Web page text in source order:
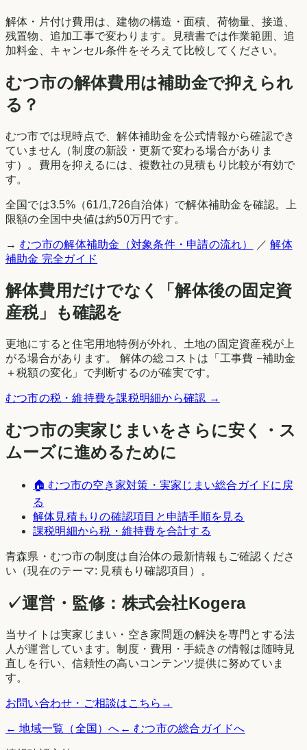
解体・片付け費用は、建物の構造・面積、荷物量、接道、
残置物、追加工事で変わります。見積書では作業範囲、追
加料金、キャンセル条件をそろえて比較してください。
むつ市の解体費用は補助金で抑えられ
る？
むつ市では現時点で、解体補助金を公式情報から確認でき
ていません（制度の新設・更新で変わる場合がありま
す）。費用を抑えるには、複数社の見積もり比較が有効で
す。
全国では3.5%（61/1,726自治体）で解体補助金を確認。上
限額の全国中央値は約50万円です。
→ むつ市の解体補助金（対象条件・申請の流れ） ／解体
補助金 完全ガイド
解体費用だけでなく「解体後の固定資
産税」も確認を
更地にすると住宅用地特例が外れ、土地の固定資産税が上
がる場合があります。 解体の総コストは「工事費 −補助金
＋税額の変化」で判断するのが確実です。
むつ市の税・維持費を課税明細から確認 →
むつ市の実家じまいをさらに安く・ス
ムーズに進めるために
🏠むつ市の空き家対策・実家じまい総合ガイドに戻
る
解体見積もりの確認項目と申請手順を見る
課税明細から税・維持費を合計する
青森県 ・ むつ市の制度は自治体の最新情報もご確認くださ
い（現在のテーマ: 見積もり確認項目 ）。
✓運営・監修：株式会社Kogera
当サイトは実家じまい・空き家問題の解決を専門とする法
人が運営しています。制度・費用・手続きの情報は随時見
直しを行い、信頼性の高いコンテンツ提供に努めていま
す。
お問い合わせ・ご相談はこちら →
← 地域一覧（全国）へ ←むつ市の総合ガイドへ